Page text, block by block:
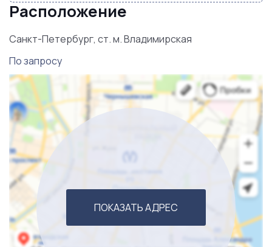
Расположение
Санкт-Петербург, ст. м. Владимирская
По запросу
ПОКАЗАТЬ АДРЕС